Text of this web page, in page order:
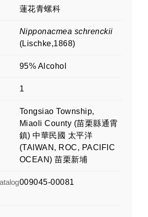
蓮花青螺科
Nipponacmea schrenckii
(Lischke,1868)
95% Alcohol
1
Tongsiao Township,
Miaoli County (苗栗縣通霄
鎮) 中華民國 太平洋
(TAIWAN, ROC, PACIFIC
OCEAN) 苗栗新埔
009045-00081